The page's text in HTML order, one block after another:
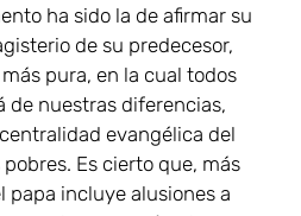
ha sido la de afirmar su
de su predecesor,
pura, en la cual todos
de nuestras diferencias,
evangélica del
Es cierto que, más
papa incluye alusiones a